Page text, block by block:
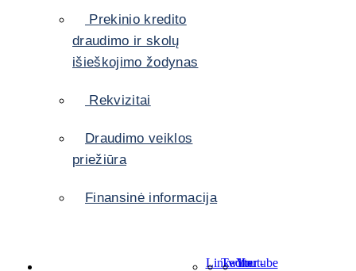
Prekinio kredito
draudimo ir skolų
išieškojimo žodynas
Rekvizitai
Draudimo veiklos
priežiūra
Finansinė informacija
LinkedIn
Twitter-
Youtube